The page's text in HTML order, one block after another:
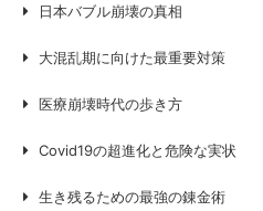
日本バブル崩壊の真相
大混乱期に向けた最重要対策
医療崩壊時代の歩き方
Covid19の超進化と危険な実状
生き残るための最強の錬金術